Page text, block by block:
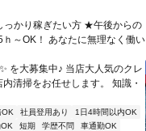
かり稼ぎたい方 ★午後からの
～OK！ あなたに無理なく働い
を大募集中♪ 当店大人気のクレ
清掃をお任せします。 知識・
OK 社員登用あり
1日4時間以内OK
短期 学歴不問
車通勤OK